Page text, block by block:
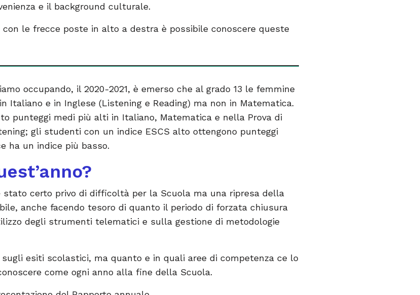
e il background culturale.
le frecce poste in alto a destra è possibile conoscere queste
occupando, il 2020-2021, è emerso che al grado 13 le femmine
Italiano e in Inglese (Listening e Reading) ma non in Matematica.
punteggi medi più alti in Italiano, Matematica e nella Prova di
gli studenti con un indice ESCS alto ottengono punteggi
ha un indice più basso.
stato certo privo di difficoltà per la Scuola ma una ripresa della
anche facendo tesoro di quanto il periodo di forzata chiusura
degli strumenti telematici e sulla gestione di metodologie
esiti scolastici, ma quanto e in quali aree di competenza ce lo
come ogni anno alla fine della Scuola.